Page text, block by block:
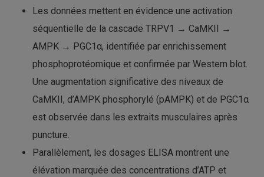
Les données mettent en évidence une activation
séquentielle de la cascade TRPV1 → CaMKII →
AMPK → PGC1α, identifiée par enrichissement
phosphoprotéomique et confirmée par Western blot.
Une augmentation significative des niveaux de
CaMKII, d’AMPK phosphorylé (pAMPK) et de PGC1α
est observée dans les extraits musculaires après
puncture.
Parallèlement, les dosages ELISA montrent une
élévation marquée des concentrations d’ATP et